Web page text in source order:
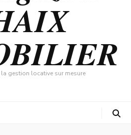
gestion locative sur mesure